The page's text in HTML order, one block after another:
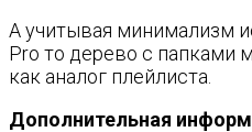
А учитывая минимализм
Pro то дерево с папками
как аналог плейлиста.
Дополнительная